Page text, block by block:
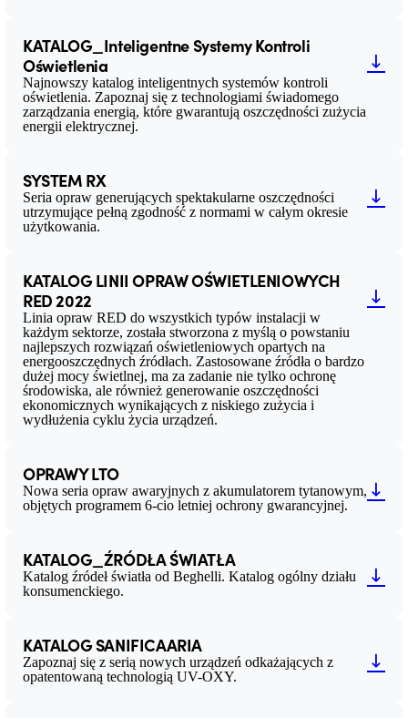
KATALOG_Inteligentne Systemy Kontroli
Oświetlenia
Najnowszy katalog inteligentnych systemów kontroli
oświetlenia. Zapoznaj się z technologiami świadomego
zarządzania energią, które gwarantują oszczędności zużycia
energii elektrycznej.
SYSTEM RX
Seria opraw generujących spektakularne oszczędności
utrzymujące pełną zgodność z normami w całym okresie
użytkowania.
KATALOG LINII OPRAW OŚWIETLENIOWYCH
RED 2022
Linia opraw RED do wszystkich typów instalacji w
każdym sektorze, została stworzona z myślą o powstaniu
najlepszych rozwiązań oświetleniowych opartych na
energooszczędnych źródłach. Zastosowane źródła o bardzo
dużej mocy świetlnej, ma za zadanie nie tylko ochronę
środowiska, ale również generowanie oszczędności
ekonomicznych wynikających z niskiego zużycia i
wydłużenia cyklu życia urządzeń.
OPRAWY LTO
Nowa seria opraw awaryjnych z akumulatorem tytanowym,
objętych programem 6-cio letniej ochrony gwarancyjnej.
KATALOG_ŹRÓDŁA ŚWIATŁA
Katalog źródeł światła od Beghelli. Katalog ogólny działu
konsumenckiego.
KATALOG SANIFICAARIA
Zapoznaj się z serią nowych urządzeń odkażających z
opatentowaną technologią UV-OXY.